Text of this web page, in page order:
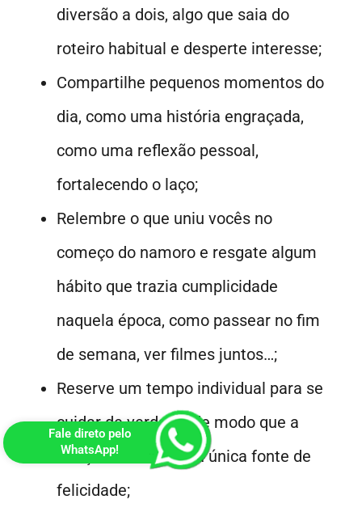
diversão a dois, algo que saia do
roteiro habitual e desperte interesse;
Compartilhe pequenos momentos do
dia, como uma história engraçada,
como uma reflexão pessoal,
fortalecendo o laço;
Relembre o que uniu vocês no
começo do namoro e resgate algum
hábito que trazia cumplicidade
naquela época, como passear no fim
de semana, ver filmes juntos…;
Reserve um tempo individual para se
cuidar de verdade, de modo que a
relação não seja sua única fonte de
felicidade;
Fale direto pelo
WhatsApp!